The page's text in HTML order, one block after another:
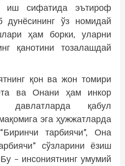
иш сифатида эътироф
дунёсининг ўз номидай
ҳам борки, уларни
қанотини тозалашдай
қон ва жон томири
ва Онани ҳам инкор
давлатларда қабул
эга ҳужжатларда
тарбиячи”, Она
сўзларини ёзиш
– инсониятнинг умумий